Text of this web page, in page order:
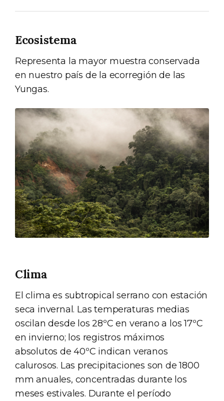
Ecosistema
Representa la mayor muestra conservada
en nuestro país de la ecorregión de las
Yungas.
Clima
El clima es subtropical serrano con estación
seca invernal. Las temperaturas medias
oscilan desde los 28ºC en verano a los 17ºC
en invierno; los registros máximos
absolutos de 40ºC indican veranos
calurosos. Las precipitaciones son de 1800
mm anuales, concentradas durante los
meses estivales. Durante el período